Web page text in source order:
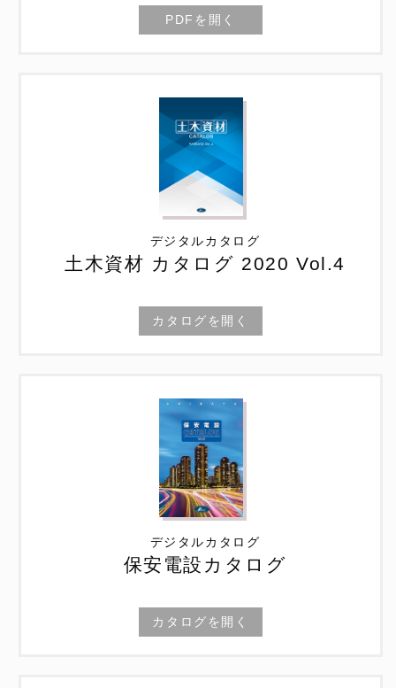
PDFを開く
デジタルカタログ
土木資材 カタログ 2020 Vol.4
カタログを開く
デジタルカタログ
保安電設カタログ
カタログを開く